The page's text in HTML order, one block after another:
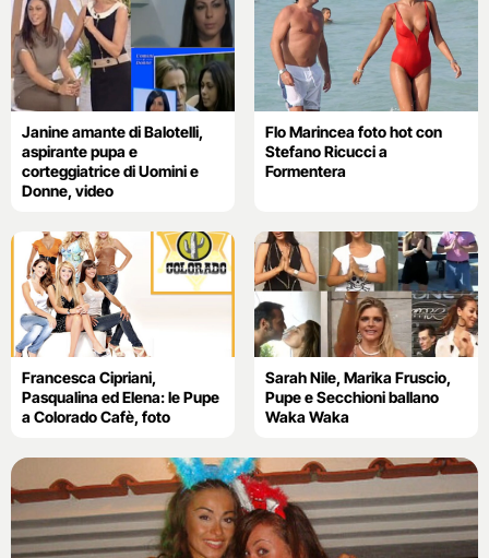
Janine amante di Balotelli,
aspirante pupa e
corteggiatrice di Uomini e
Donne, video
Flo Marincea foto hot con
Stefano Ricucci a
Formentera
Francesca Cipriani,
Pasqualina ed Elena: le Pupe
a Colorado Cafè, foto
Sarah Nile, Marika Fruscio,
Pupe e Secchioni ballano
Waka Waka